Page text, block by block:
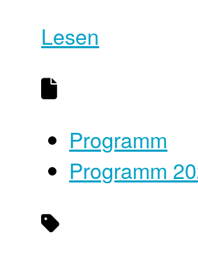
Lesen
Programm
Programm